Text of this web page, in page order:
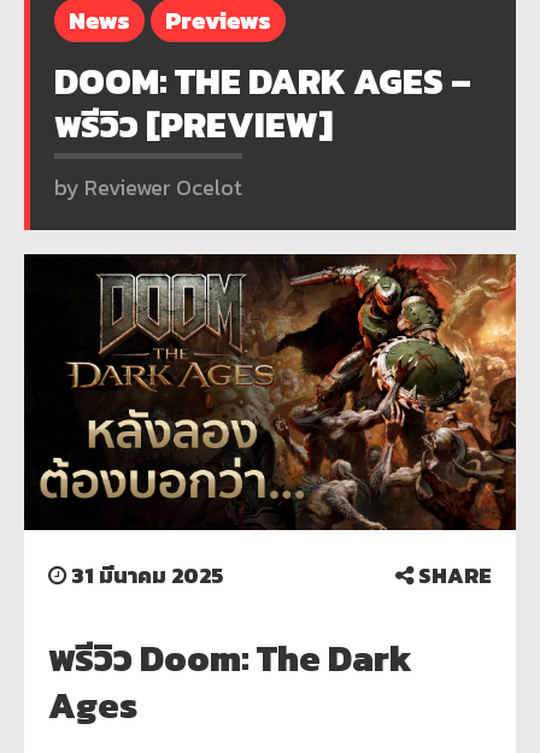
News Previews
DOOM: THE DARK AGES –
พรีวิว [PREVIEW]
by Reviewer Ocelot
31 มีนาคม 2025 SHARE
พรีวิว Doom: The Dark
Ages